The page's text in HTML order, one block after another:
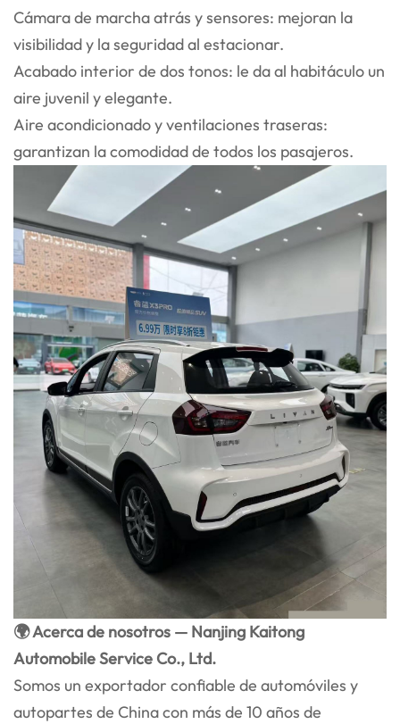
Cámara de marcha atrás y sensores: mejoran la
visibilidad y la seguridad al estacionar.
Acabado interior de dos tonos: le da al habitáculo un
aire juvenil y elegante.
Aire acondicionado y ventilaciones traseras:
garantizan la comodidad de todos los pasajeros.
🌍 Acerca de nosotros — Nanjing Kaitong
Automobile Service Co., Ltd.
Somos un exportador confiable de automóviles y
autopartes de China con más de 10 años de